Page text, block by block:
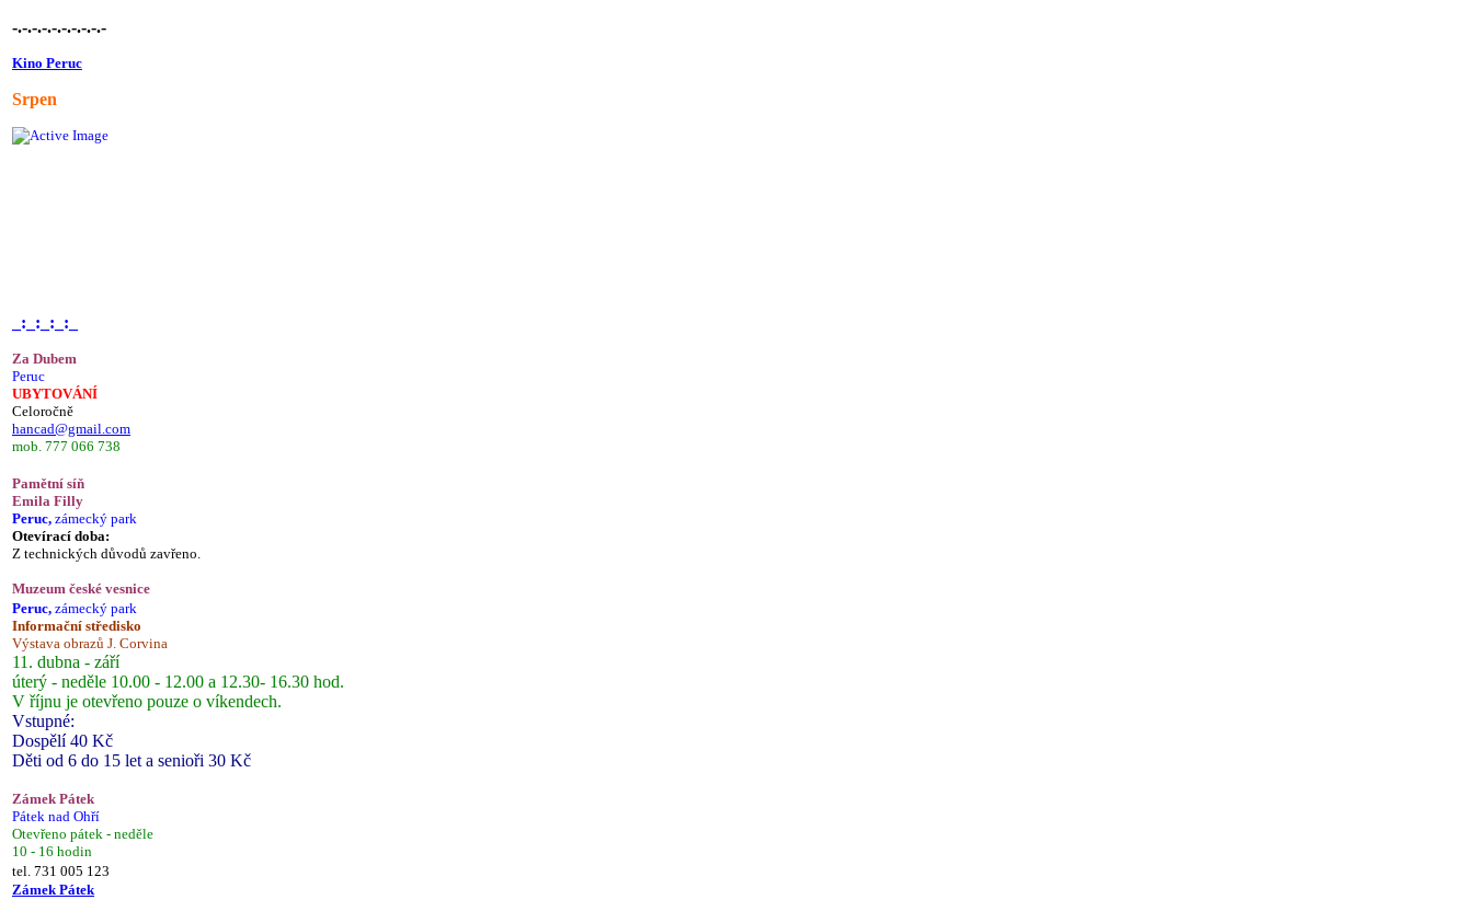
-.-.-.-.-.-.-.-.-.-
Kino Peruc
Srpen
_:_:_:_:_
Za Dubem
Peruc
UBYTOVÁNÍ
Celoročně
hancad@gmail.com
mob. 777 066 738
Pamětní síň
Emila Filly
Peruc, zámecký park
Otevírací doba:
Z technických důvodů zavřeno.
Muzeum české vesnice
Peruc, zámecký park
Informační středisko
Výstava obrazů J. Corvina
11. dubna - září
úterý - neděle 10.00 - 12.00 a 12.30- 16.30 hod.
V říjnu je otevřeno pouze o víkendech.
Vstupné:
Dospělí 40 Kč
Děti od 6 do 15 let a senioři 30 Kč
Zámek Pátek
Pátek nad Ohří
Otevřeno pátek - neděle
10 - 16 hodin
tel. 731 005 123
Zámek Pátek